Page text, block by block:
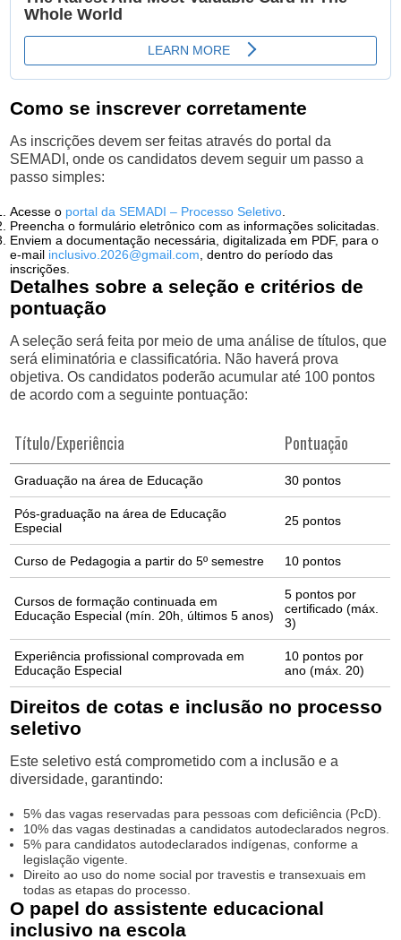
Como se inscrever corretamente
As inscrições devem ser feitas através do portal da
SEMADI, onde os candidatos devem seguir um passo a
passo simples:
Acesse o portal da SEMADI – Processo Seletivo.
Preencha o formulário eletrônico com as informações solicitadas.
Enviem a documentação necessária, digitalizada em PDF, para o
e-mail inclusivo.2026@gmail.com, dentro do período das
inscrições.
Detalhes sobre a seleção e critérios de
pontuação
A seleção será feita por meio de uma análise de títulos, que
será eliminatória e classificatória. Não haverá prova
objetiva. Os candidatos poderão acumular até 100 pontos
de acordo com a seguinte pontuação:
Título/Experiência Pontuação
Graduação na área de Educação 30 pontos
Pós-graduação na área de Educação
Especial
25 pontos
Curso de Pedagogia a partir do 5º semestre 10 pontos
Cursos de formação continuada em
Educação Especial (mín. 20h, últimos 5 anos)
5 pontos por
certificado (máx.
3)
Experiência profissional comprovada em
Educação Especial
10 pontos por
ano (máx. 20)
Direitos de cotas e inclusão no processo
seletivo
Este seletivo está comprometido com a inclusão e a
diversidade, garantindo:
5% das vagas reservadas para pessoas com deficiência (PcD).
10% das vagas destinadas a candidatos autodeclarados negros.
5% para candidatos autodeclarados indígenas, conforme a
legislação vigente.
Direito ao uso do nome social por travestis e transexuais em
todas as etapas do processo.
O papel do assistente educacional
inclusivo na escola